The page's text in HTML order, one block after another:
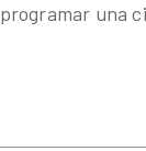
una